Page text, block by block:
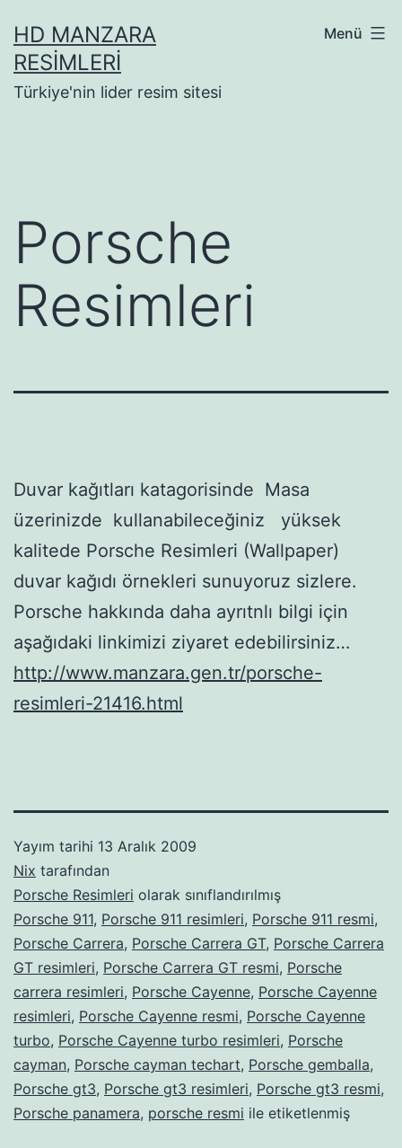
geçHD MANZARA
RESIMLERI
Türkiye'nin lider resim sitesi
Menü
Porsche
Resimleri
Duvar kağıtları katagorisinde Masa
üzerinizde kullanabileceğiniz yüksek
kalitede Porsche Resimleri (Wallpaper)
duvar kağıdı örnekleri sunuyoruz sizlere.
Porsche hakkında daha ayrıtnlı bilgi için
aşağıdaki linkimizi ziyaret edebilirsiniz…
http://www.manzara.gen.tr/porsche-
resimleri-21416.html
Yayım tarihi 13 Aralık 2009
Nix tarafından
Porsche Resimleri olarak sınıflandırılmış
Porsche 911, Porsche 911 resimleri, Porsche 911 resmi,
Porsche Carrera, Porsche Carrera GT, Porsche Carrera
GT resimleri, Porsche Carrera GT resmi, Porsche
carrera resimleri, Porsche Cayenne, Porsche Cayenne
resimleri, Porsche Cayenne resmi, Porsche Cayenne
turbo, Porsche Cayenne turbo resimleri, Porsche
cayman, Porsche cayman techart, Porsche gemballa,
Porsche gt3, Porsche gt3 resimleri, Porsche gt3 resmi,
Porsche panamera, porsche resmi ile etiketlenmiş